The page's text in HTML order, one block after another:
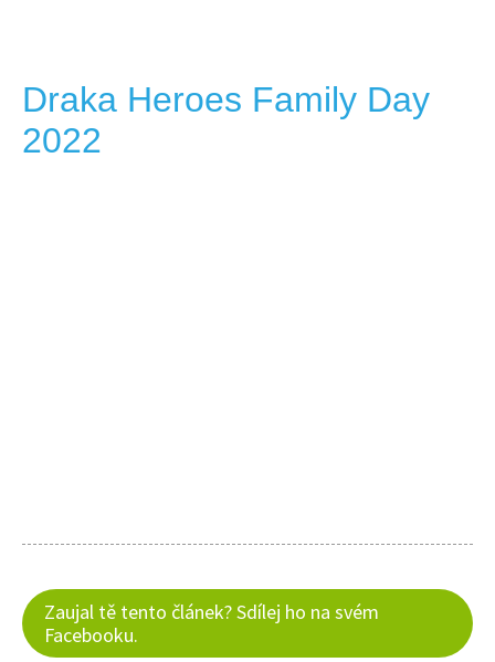
Draka Heroes Family Day
2022
Zaujal tě tento článek? Sdílej ho na svém
Facebooku.